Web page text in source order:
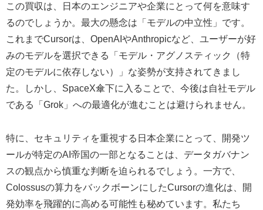
この買収は、日本のエンジニアや企業にとって何を意味す
るのでしょうか。最大の懸念は「モデルの中立性」です。
これまでCursorは、OpenAIやAnthropicなど、ユーザーが好
みのモデルを選択できる「モデル・アグノスティック（特
定のモデルに依存しない）」な姿勢が支持されてきまし
た。しかし、SpaceX傘下に入ることで、今後は自社モデル
である「Grok」への最適化が進むことは避けられません。
特に、セキュリティを重視する日本企業にとって、開発ツ
ールが特定のAI帝国の一部となることは、データガバナン
スの観点から慎重な判断を迫られるでしょう。一方で、
Colossusの算力をバックボーンにしたCursorの進化は、開
発効率を飛躍的に高める可能性も秘めています。私たち